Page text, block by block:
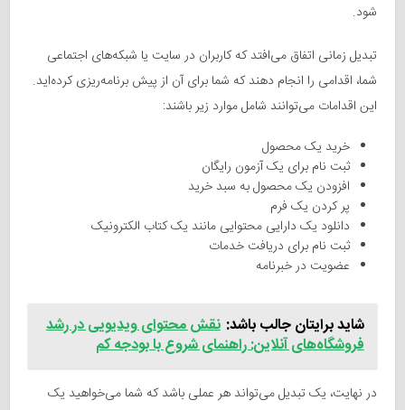
شود.
تبدیل زمانی اتفاق می‌افتد که کاربران در سایت یا شبکه‌های اجتماعی
شما، اقدامی را انجام دهند که شما برای آن از پیش برنامه‌ریزی کرده‌اید.
این اقدامات می‌توانند شامل موارد زیر باشند:
خرید یک محصول
ثبت نام برای یک آزمون رایگان
افزودن یک محصول به سبد خرید
پر کردن یک فرم
دانلود یک دارایی محتوایی مانند یک کتاب الکترونیک
ثبت نام برای دریافت خدمات
عضویت در خبرنامه
شاید برایتان جالب باشد: نقش محتوای ویدیویی در رشد
فروشگاه‌های آنلاین: راهنمای شروع با بودجه کم
در نهایت، یک تبدیل می‌تواند هر عملی باشد که شما می‌خواهید یک